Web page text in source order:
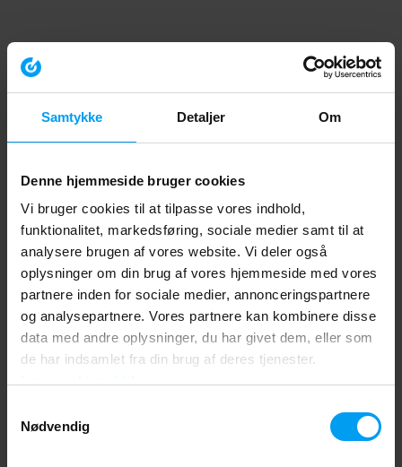
Samtykke Detaljer Om
Denne hjemmeside bruger cookies
Vi bruger cookies til at tilpasse vores indhold,
funktionalitet, markedsføring, sociale medier samt til at
analysere brugen af vores website. Vi deler også
oplysninger om din brug af vores hjemmeside med vores
partnere inden for sociale medier, annonceringspartnere
og analysepartnere. Vores partnere kan kombinere disse
data med andre oplysninger, du har givet dem, eller som
de har indsamlet fra din brug af deres tjenester.
Nødvendig
Application error: a client-side exception has occurred (see the